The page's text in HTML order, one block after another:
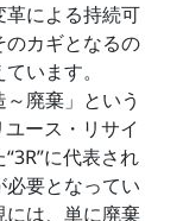
による持続可
カギとなるの
います。
廃棄」という
ース・リサイ
に代表され
要となってい
には、単に廃棄